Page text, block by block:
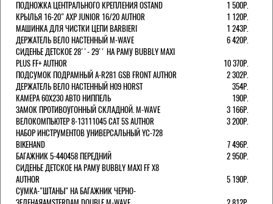
ПОДНОЖКА ЦЕНТРАЛЬНОГО КРЕПЛЕНИЯ OSTAND
1 500Р.
КРЫЛЬЯ 16-20" AXP JUNIOR 16/20 AUTHOR
1 120Р.
МАШИНКА ДЛЯ ЧИСТКИ ЦЕПИ BARBIERI
1 243Р.
ДЕРЖАТЕЛЬ ВЕЛО НАСТЕННЫЙ M-WAVE
6 420Р.
СИДЕНЬЕ ДЕТСКОЕ 28''- 29'' НА РАМУ BUBBLY MAXI
PLUS FF+ AUTHOR
10 370Р.
ПОДСУМОК ПОДРАМНЫЙ A-R281 GSB FRONT AUTHOR
2 302Р.
ДЕРЖАТЕЛЬ ВЕЛО НАСТЕННЫЙ H09 HORST
354Р.
КАМЕРА 60X230 АВТО НИППЕЛЬ
190Р.
ЗАМОК ПРОТИВОУГОННЫЙ СКЛАДНОЙ. M-WAVE
3 166Р.
ВЕЛОКОМПЬЮТЕР 8-13111045 CAT 5S AUTHOR
3 200Р.
НАБОР ИНСТРУМЕНТОВ УНИВЕРСАЛЬНЫЙ YC-728
BIKEHAND
7 496Р.
БАГАЖНИК 5-440458 ПЕРЕДНИЙ
2 950Р.
СИДЕНЬЕ ДЕТСКОЕ НА РАМУ BUBBLY MAXI FF X8
AUTHOR
5 190Р.
СУМКА-"ШТАНЫ" НА БАГАЖНИК ЧЕРНО-